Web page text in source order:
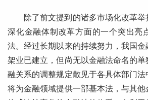
除了前文提到的诸多市场化改革
深化金融体制改革方面的一个突出亮
法。经过长期以来的持续努力，我国
架业已建立，但尚无以金融法命名的
融关系的调整规定散见于各具体部门法
将为金融领域提供一部基本法，与其他